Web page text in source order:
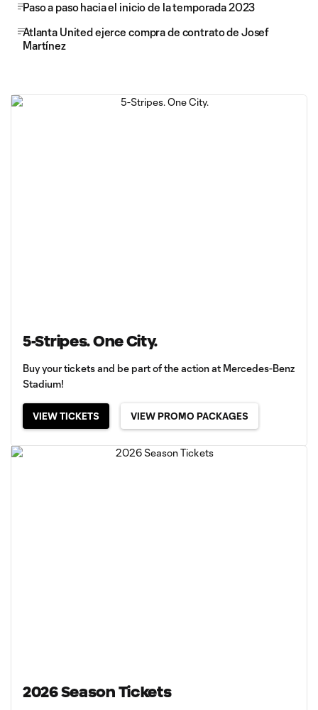
Paso a paso hacia el inicio de la temporada 2023
Atlanta United ejerce compra de contrato de Josef
Martínez
5-Stripes. One City.
Buy your tickets and be part of the action at Mercedes-Benz
Stadium!
VIEW TICKETS VIEW PROMO PACKAGES
2026 Season Tickets